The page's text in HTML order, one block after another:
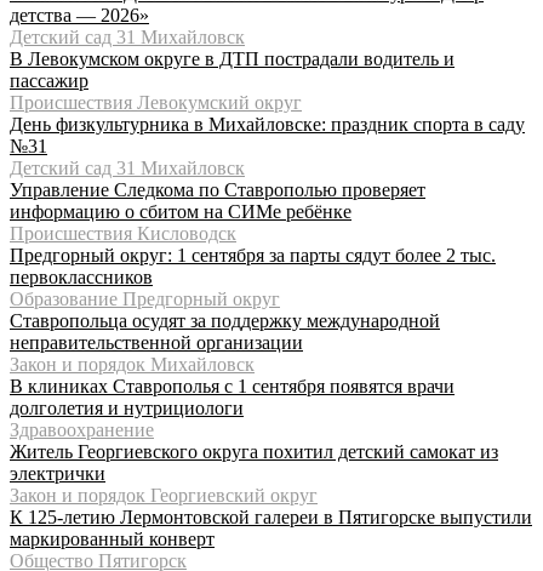
детства — 2026»
Детский сад 31 Михайловск
В Левокумском округе в ДТП пострадали водитель и
пассажир
Происшествия Левокумский округ
День физкультурника в Михайловске: праздник спорта в саду
№31
Детский сад 31 Михайловск
Управление Следкома по Ставрополью проверяет
информацию о сбитом на СИМе ребёнке
Происшествия Кисловодск
Предгорный округ: 1 сентября за парты сядут более 2 тыс.
первоклассников
Образование Предгорный округ
Ставропольца осудят за поддержку международной
неправительственной организации
Закон и порядок Михайловск
В клиниках Ставрополья с 1 сентября появятся врачи
долголетия и нутрициологи
Здравоохранение
Житель Георгиевского округа похитил детский самокат из
электрички
Закон и порядок Георгиевский округ
К 125-летию Лермонтовской галереи в Пятигорске выпустили
маркированный конверт
Общество Пятигорск